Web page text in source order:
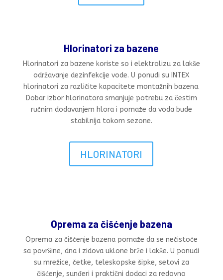
Hlorinatori za bazene
Hlorinatori za bazene koriste so i elektrolizu za lakše
održavanje dezinfekcije vode. U ponudi su INTEX
hlorinatori za različite kapacitete montažnih bazena.
Dobar izbor hlorinatora smanjuje potrebu za čestim
ručnim dodavanjem hlora i pomaže da voda bude
stabilnija tokom sezone.
HLORINATORI
Oprema za čišćenje bazena
Oprema za čišćenje bazena pomaže da se nečistoće
sa površine, dna i zidova uklone brže i lakše. U ponudi
su mrežice, četke, teleskopske šipke, setovi za
čišćenje, sunđeri i praktični dodaci za redovno